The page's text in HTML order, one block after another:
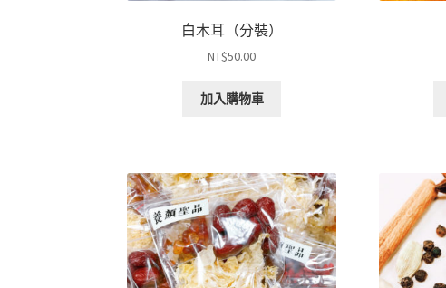
白木耳（分裝）
NT$50.00
加入購物車